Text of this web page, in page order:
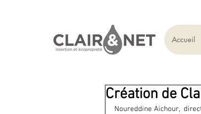
Accueil
Création de
Noureddine Aichour,